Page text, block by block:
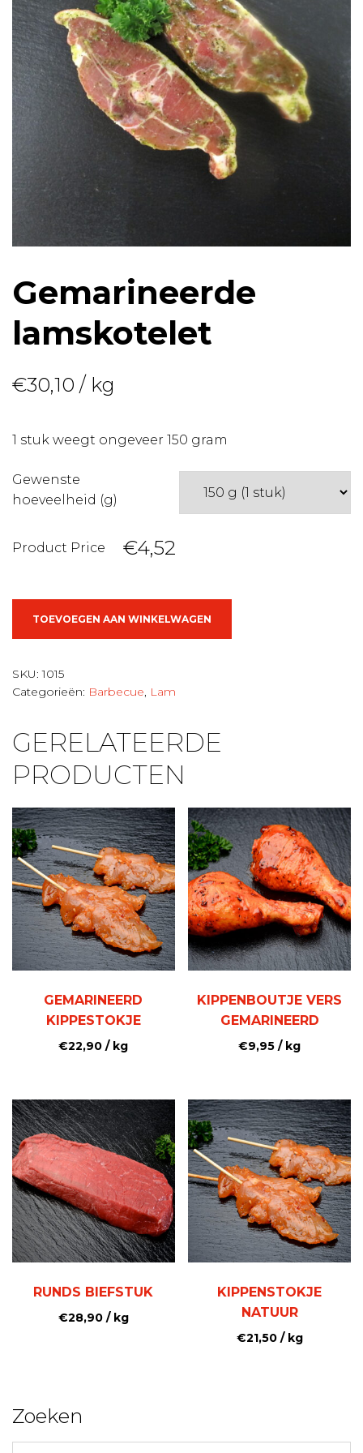
Gemarineerde
lamskotelet
€30,10 / kg
1 stuk weegt ongeveer 150 gram
Gewenste
hoeveelheid (g)
Product Price €4,52
TOEVOEGEN AAN WINKELWAGEN
SKU:1015
Categorieën: Barbecue, Lam
GERELATEERDE
PRODUCTEN
GEMARINEERD
KIPPESTOKJE
€22,90 / kg
KIPPENBOUTJE VERS
GEMARINEERD
€9,95 / kg
RUNDS BIEFSTUK
€28,90/ kg
KIPPENSTOKJE
NATUUR
€21,50/ kg
Zoeken